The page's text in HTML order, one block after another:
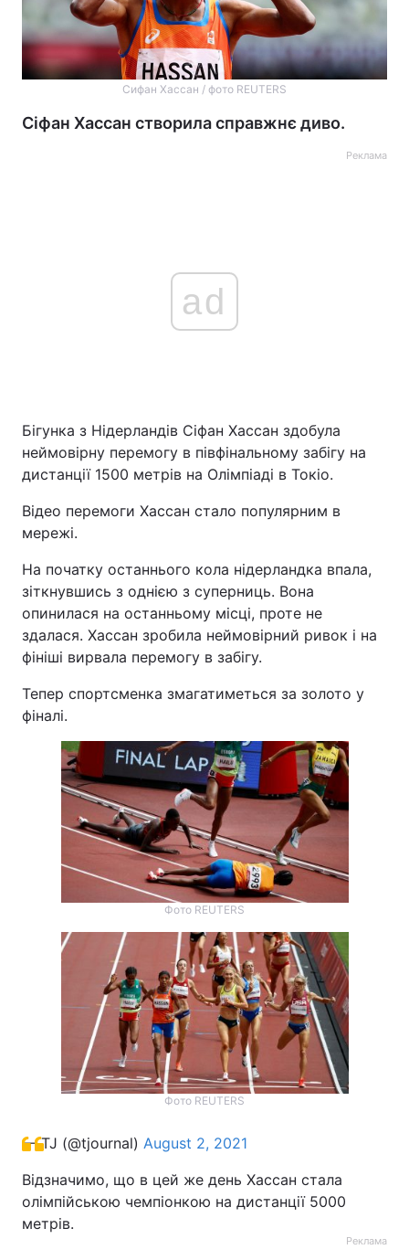
Сифан Хассан / фото REUTERS
Сіфан Хассан створила справжнє диво.
Реклама
ad
Бігунка з Нідерландів Сіфан Хассан здобула
неймовірну перемогу в півфінальному забігу на
дистанції 1500 метрів на Олімпіаді в Токіо.
Відео перемоги Хассан стало популярним в
мережі.
На початку останнього кола нідерландка впала,
зіткнувшись з однією з суперниць. Вона
опинилася на останньому місці, проте не
здалася. Хассан зробила неймовірний ривок і на
фініші вирвала перемогу в забігу.
Тепер спортсменка змагатиметься за золото у
фіналі.
Фото REUTERS
Фото REUTERS
— TJ (@tjournal) August 2, 2021
Відзначимо, що в цей же день Хассан стала
олімпійською чемпіонкою на дистанції 5000
метрів.
Реклама